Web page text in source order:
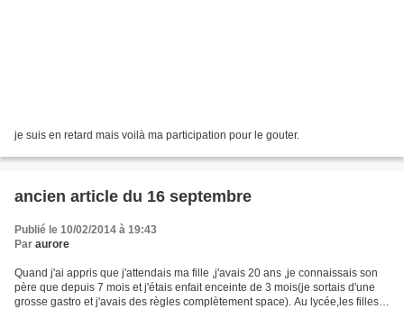
je suis en retard mais voilà ma participation pour le gouter.
ancien article du 16 septembre
Publié le 10/02/2014 à 19:43
Par aurore
Quand j'ai appris que j'attendais ma fille ,j'avais 20 ans ,je connaissais son
père que depuis 7 mois et j'étais enfait enceinte de 3 mois(je sortais d'une
grosse gastro et j'avais des règles complètement space). Au lycée,les filles